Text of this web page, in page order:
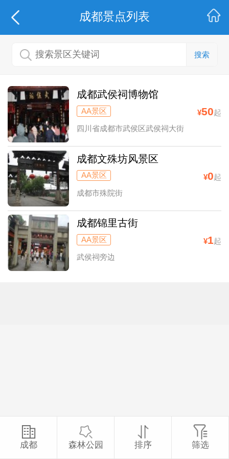
成都景点列表
搜索
成都武侯祠博物馆
AA景区 ¥50起
四川省成都市武侯区武侯祠大街
成都文殊坊风景区
AA景区 ¥0起
成都市殊院街
成都锦里古街
AA景区 ¥1起
武侯祠旁边
成都 森林公园 排序 筛选